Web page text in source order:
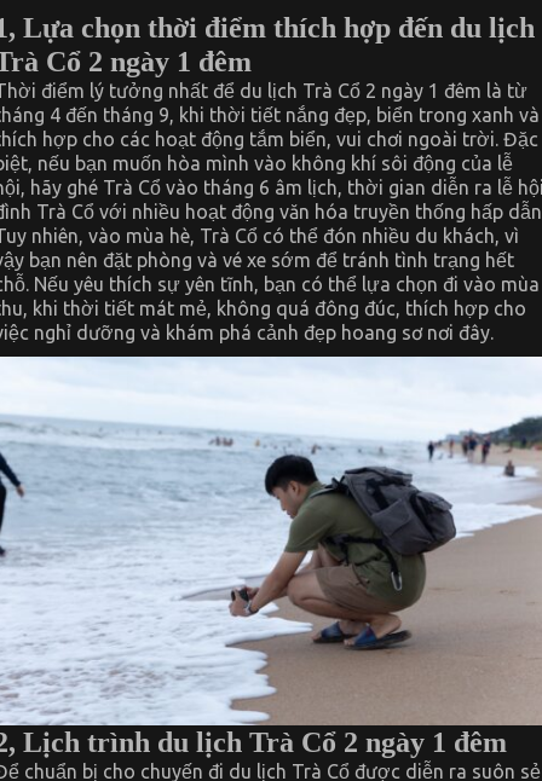
Lựa chọn thời điểm thích hợp đến du lịch
Cổ 2 ngày 1 đêm
điểm lý tưởng nhất để du lịch Trà Cổ 2 ngày 1 đêm là từ
4 đến tháng 9, khi thời tiết nắng đẹp, biển trong xanh và
hợp cho các hoạt động tắm biển, vui chơi ngoài trời. Đặc
nếu bạn muốn hòa mình vào không khí sôi động của lễ
hãy ghé Trà Cổ vào tháng 6 âm lịch, thời gian diễn ra lễ
Trà Cổ với nhiều hoạt động văn hóa truyền thống hấp
nhiên, vào mùa hè, Trà Cổ có thể đón nhiều du khách, vì
bạn nên đặt phòng và vé xe sớm để tránh tình trạng hết
Nếu yêu thích sự yên tĩnh, bạn có thể lựa chọn đi vào mùa
khi thời tiết mát mẻ, không quá đông đúc, thích hợp cho
nghỉ dưỡng và khám phá cảnh đẹp hoang sơ nơi đây.
Lịch trình du lịch Trà Cổ 2 ngày 1 đêm
chuẩn bị cho chuyến đi du lịch Trà Cổ được diễn ra suôn sẻ